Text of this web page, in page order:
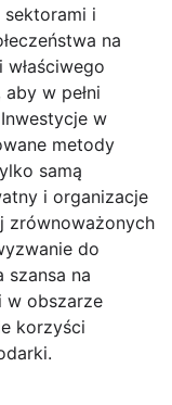
i
na
w pełni
w
metody
samą
i organizacje
zrównoważonych
do
szansa na
w obszarze
korzyści